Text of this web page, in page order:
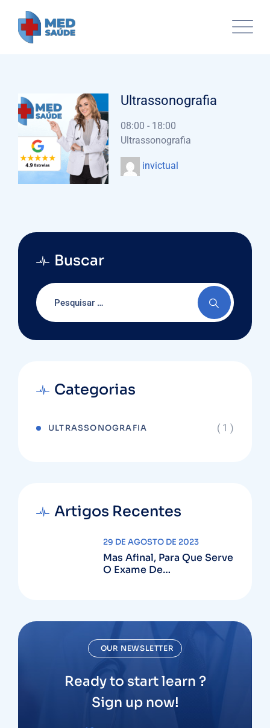
Ultrassonografia
08:00 - 18:00
Ultrassonografia
invictual
Buscar
Categorias
ULTRASSONOGRAFIA ( 1 )
Artigos Recentes
Mas Afinal, Para Que Serve
O Exame De
29 DE AGOSTO DE 2023
OUR NEWSLETTER
Ready to start learn ?
Sign up now!